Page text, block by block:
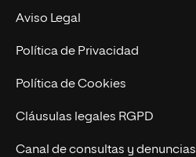
Experto Universitario
Postgrados
Cursos Universitarios
Nuestro Equipo
Trabaja en UNIR
Actualidad
UNIR Revista
Eventos
Aviso Legal
Política de Privacidad
Política de Cookies
Cláusulas legales RGPD
Canal de consultas y denuncias